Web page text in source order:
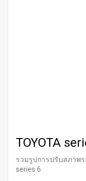
TOYOTA
รวมรูปการปรับสภาพร
series 6